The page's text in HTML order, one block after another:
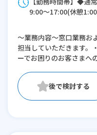
9:00〜17:00(休憩
※残業：0〜5時間程
※時短：9:00～14:00
可能でございます。
～業務内容～窓口業務お
担当していただきます。
ーでお困りのお客さまへ